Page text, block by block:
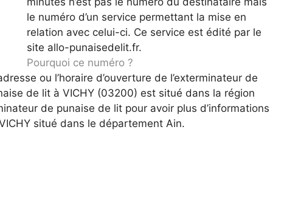
le numéro d’un service permettant la mise en
relation avec celui-ci. Ce service est édité par le
site allo-punaisedelit.fr.
Pourquoi ce numéro ?
ou l’horaire d’ouverture de l’exterminateur de
de lit à VICHY (03200) est situé dans la région
de punaise de lit pour avoir plus d’informations
situé dans le département Ain.